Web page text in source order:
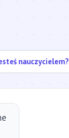
nauczycielem?